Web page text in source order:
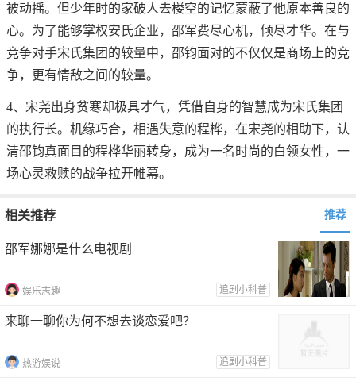
被动摇。但少年时的家破人去楼空的记忆蒙蔽了他原本善良的
心。为了能够掌权安氏企业，邵军费尽心机，倾尽才华。在与
竞争对手宋氏集团的较量中，邵钧面对的不仅仅是商场上的竞
争，更有情敌之间的较量。
4、宋尧出身贫寒却极具才气，凭借自身的智慧成为宋氏集团
的执行长。机缘巧合，相遇失意的程桦，在宋尧的相助下，认
清邵钧真面目的程桦华丽转身，成为一名时尚的白领女性，一
场心灵救赎的战争拉开帷幕。
相关推荐 推荐
邵军娜娜是什么电视剧
娱乐志趣 追剧小科普
来聊一聊你为何不想去谈恋爱吧？
热游娱说 追剧小科普